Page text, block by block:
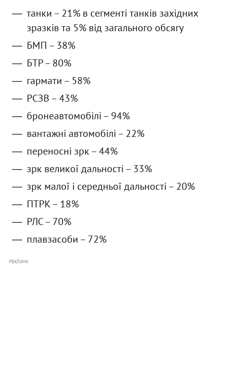
танки – 21% в сегменті танків західних
зразків та 5% від загального обсягу
БМП – 38%
БТР – 80%
гармати – 58%
РСЗВ – 43%
бронеавтомобілі – 94%
вантажні автомобілі – 22%
переносні зрк – 44%
зрк великої дальності – 33%
зрк малої і середньої дальності – 20%
ПТРК – 18%
РЛС – 70%
плавзасоби – 72%
РЕКЛАМА